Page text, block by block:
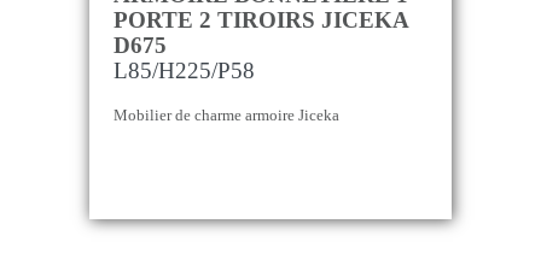
PORTE 2 TIROIRS JICEKA
D675
L85/H225/P58
Mobilier de charme armoire Jiceka